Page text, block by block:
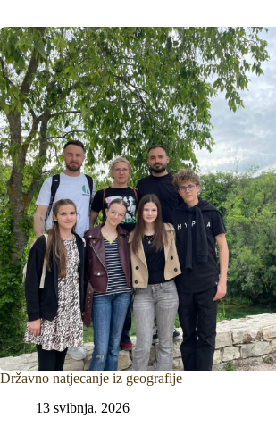
Državno natjecanje iz geografije
13 svibnja, 2026